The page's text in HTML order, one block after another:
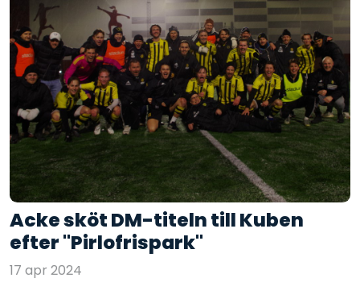
Acke sköt DM-titeln till Kuben
efter "Pirlofrispark"
17 apr 2024